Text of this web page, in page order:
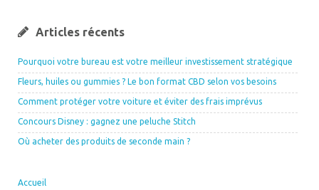
Articles récents
Pourquoi votre bureau est votre meilleur investissement stratégique
Fleurs, huiles ou gummies ? Le bon format CBD selon vos besoins
Comment protéger votre voiture et éviter des frais imprévus
Concours Disney : gagnez une peluche Stitch
Où acheter des produits de seconde main ?
Accueil